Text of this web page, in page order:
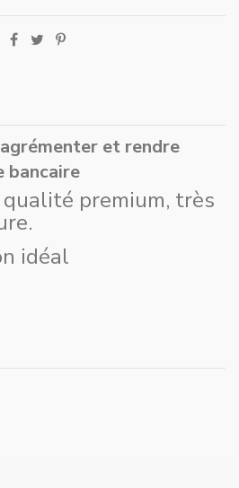
et rendre
bancaire
premium, très
idéal